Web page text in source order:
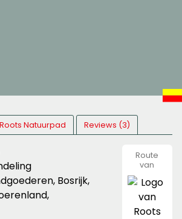
Roots Natuurpad Reviews (3)
Bosrijk,
Route
van